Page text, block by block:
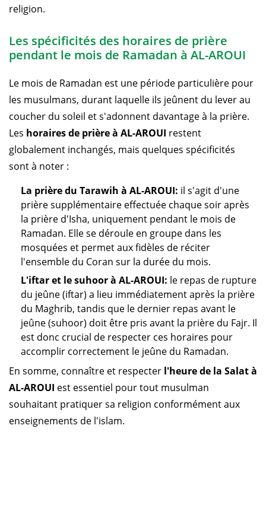
religion.
Les spécificités des horaires de prière
pendant le mois de Ramadan à AL-AROUI
Le mois de Ramadan est une période particulière pour
les musulmans, durant laquelle ils jeûnent du lever au
coucher du soleil et s'adonnent davantage à la prière.
Les horaires de prière à AL-AROUI restent
globalement inchangés, mais quelques spécificités
sont à noter :
La prière du Tarawih à AL-AROUI: il s'agit d'une
prière supplémentaire effectuée chaque soir après
la prière d'Isha, uniquement pendant le mois de
Ramadan. Elle se déroule en groupe dans les
mosquées et permet aux fidèles de réciter
l'ensemble du Coran sur la durée du mois.
L'iftar et le suhoor à AL-AROUI: le repas de rupture
du jeûne (iftar) a lieu immédiatement après la prière
du Maghrib, tandis que le dernier repas avant le
jeûne (suhoor) doit être pris avant la prière du Fajr. Il
est donc crucial de respecter ces horaires pour
accomplir correctement le jeûne du Ramadan.
En somme, connaître et respecter l'heure de la Salat à
AL-AROUI est essentiel pour tout musulman
souhaitant pratiquer sa religion conformément aux
enseignements de l'islam.